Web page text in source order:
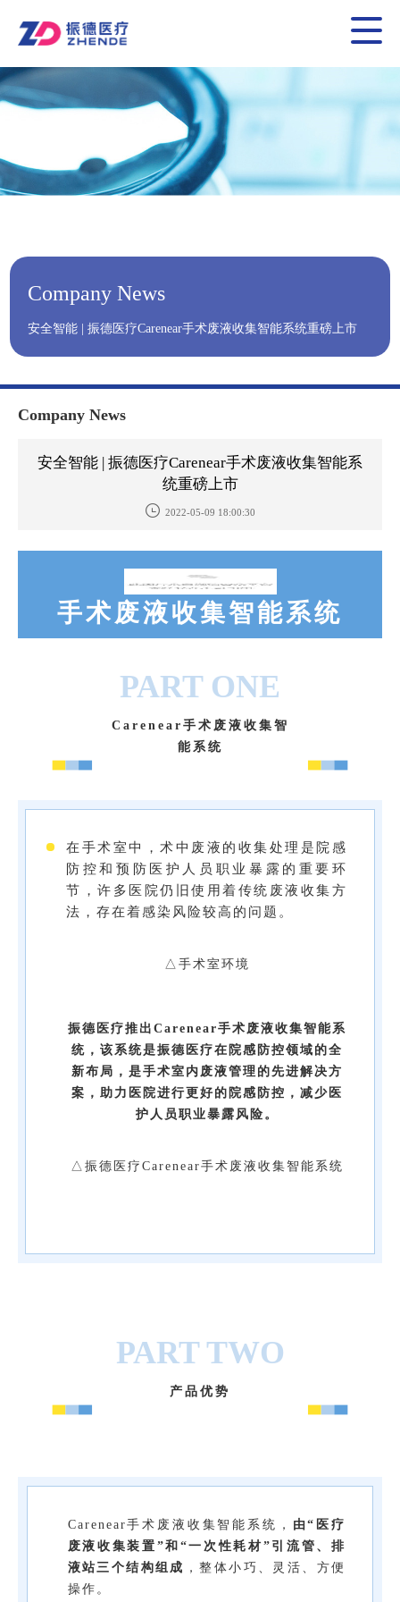
Company News
安全智能 | 振德医疗Carenear手术废液收集智能系统重磅上市
Company News
安全智能 | 振德医疗Carenear手术废液收集智能系
统重磅上市
2022-05-09 18:00:30
手术废液收集智能系统
PART ONE
Carenear手术废液收集智
能系统
在手术室中，术中废液的收集处理是院感
防控和预防医护人员职业暴露的重要环
节，许多医院仍旧使用着传统废液收集方
法，存在着感染风险较高的问题。
△手术室环境
振德医疗推出Carenear手术废液收集智能系
统，该系统是振德医疗在院感防控领域的全
新布局，是手术室内废液管理的先进解决方
案，助力医院进行更好的院感防控，减少医
护人员职业暴露风险。
△振德医疗Carenear手术废液收集智能系统
PART TWO
产品优势
Carenear手术废液收集智能系统， 由“医疗
废液收集装置”和“一次性耗材”引流管、排
液站三个结构组成 ，整体小巧、灵活、方便
操作。